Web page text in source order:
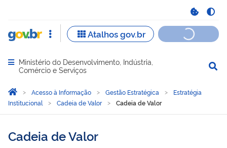
Abrir menu principal de navegação
Ministério do Desenvolvimento, Indústria,
Comércio e Serviços
Você está aqui:
Página Inicial
Acesso à Informação Gestão Estratégica
Estratégia
Institucional
Cadeia de Valor Cadeia de Valor
Cadeia de Valor